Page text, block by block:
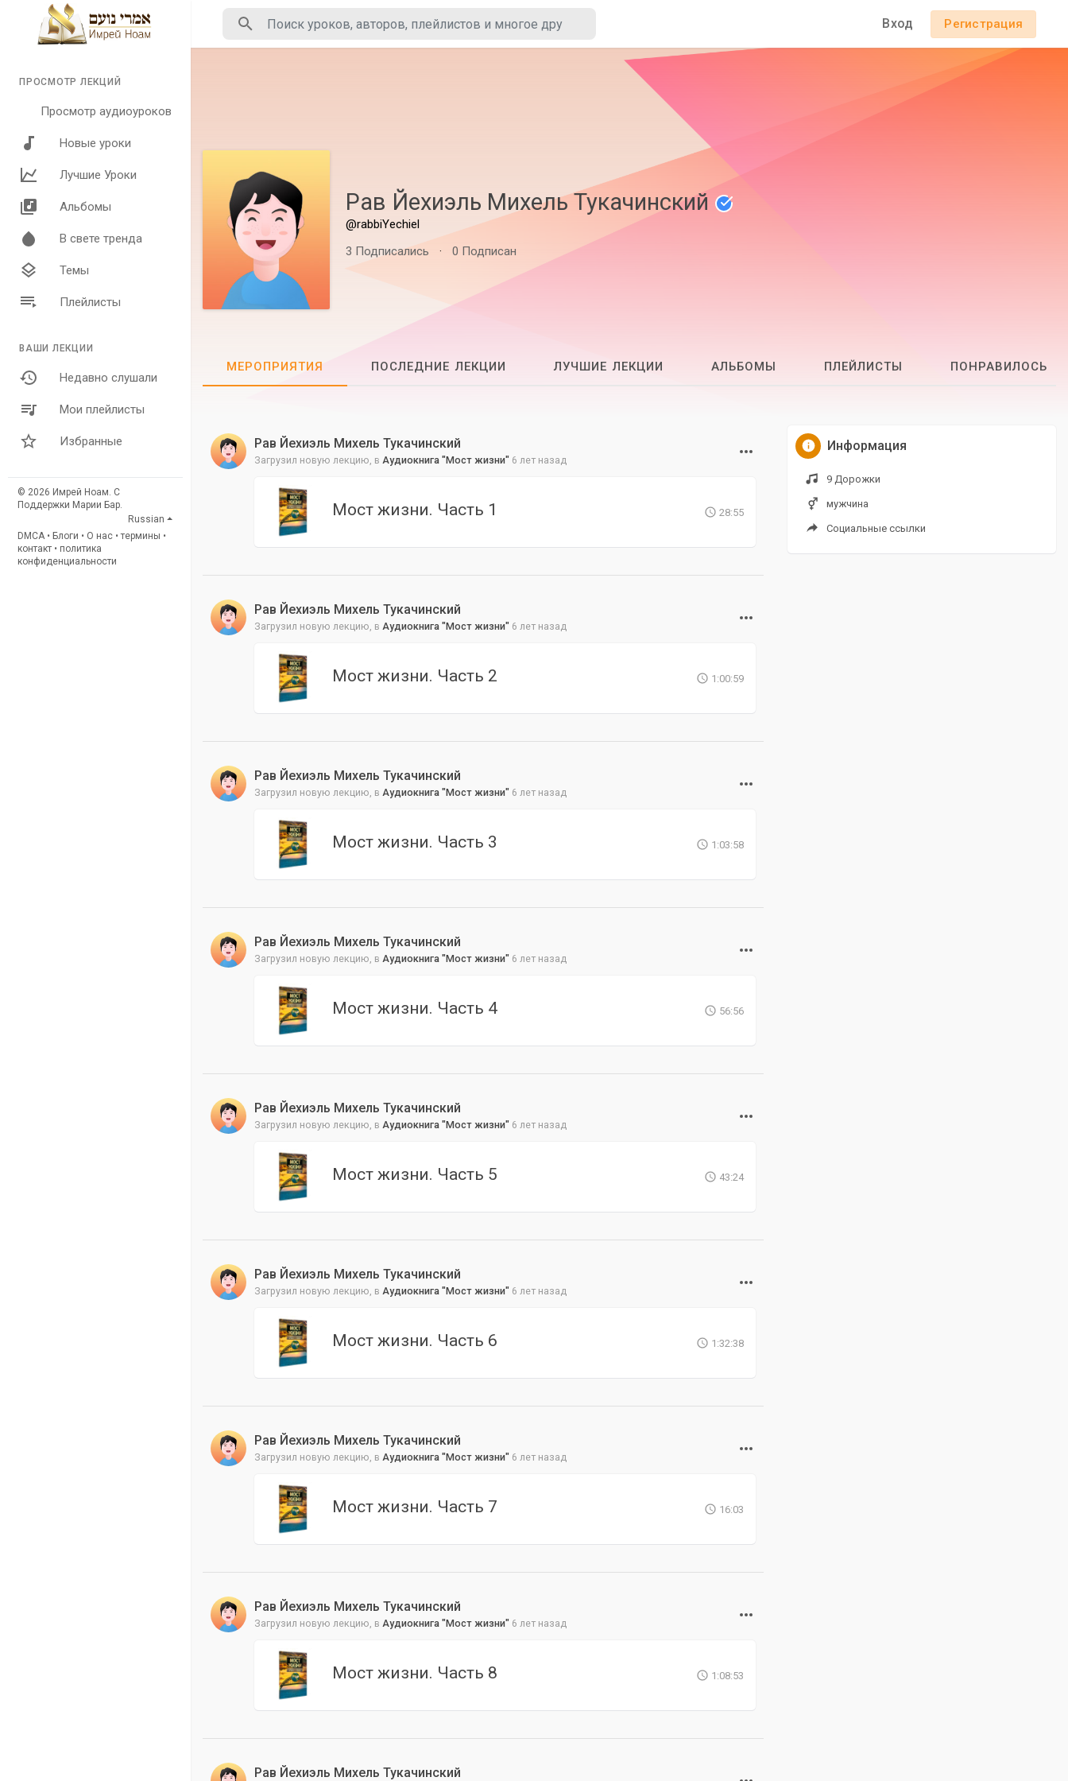
ПРОСМОТР ЛЕКЦИЙ
Просмотр аудиоуроков
Новые уроки
Лучшие Уроки
Альбомы
В свете тренда
Темы
Плейлисты
ВАШИ ЛЕКЦИИ
Недавно слушали
Мои плейлисты
Избранные
© 2026 Имрей Ноам. С
Поддержки Марии Бар.
Russian
DMCA • Блоги • О нас •термины •
контакт • политика
конфиденциальности
Вход Регистрация
Рав Йехиэль Михель Тукачинский
@rabbiYechiel
3 Подписались
· 0 Подписан
МЕРОПРИЯТИЯ ПОСЛЕДНИЕ ЛЕКЦИИ ЛУЧШИЕ ЛЕКЦИИ АЛЬБОМЫ ПЛЕЙЛИСТЫ ПОНРАВИЛОСЬ
Рав Йехиэль Михель Тукачинский
Загрузил новую лекцию, в Аудиокнига "Мост жизни" 6 лет назад
Мост жизни. Часть 1 28:55
Рав Йехиэль Михель Тукачинский
Загрузил новую лекцию, в Аудиокнига "Мост жизни" 6 лет назад
Мост жизни. Часть 2 1:00:59
Рав Йехиэль Михель Тукачинский
Загрузил новую лекцию, в Аудиокнига "Мост жизни" 6 лет назад
Мост жизни. Часть 3 1:03:58
Рав Йехиэль Михель Тукачинский
Загрузил новую лекцию, в Аудиокнига "Мост жизни" 6 лет назад
Мост жизни. Часть 4 56:56
Рав Йехиэль Михель Тукачинский
Загрузил новую лекцию, в Аудиокнига "Мост жизни" 6 лет назад
Мост жизни. Часть 5 43:24
Рав Йехиэль Михель Тукачинский
Загрузил новую лекцию, в Аудиокнига "Мост жизни" 6 лет назад
Мост жизни. Часть 6 1:32:38
Рав Йехиэль Михель Тукачинский
Загрузил новую лекцию, в Аудиокнига "Мост жизни" 6 лет назад
Мост жизни. Часть 7 16:03
Рав Йехиэль Михель Тукачинский
Загрузил новую лекцию, в Аудиокнига "Мост жизни" 6 лет назад
Мост жизни. Часть 8 1:08:53
Рав Йехиэль Михель Тукачинский
Информация
9 Дорожки
мужчина
Социальные ссылки